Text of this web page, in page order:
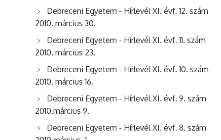
Debreceni Egyetem - Hírlevél XI. évf. 12. szám
2010. március 30.
Debreceni Egyetem - Hírlevél XI. évf. 11. szám
2010. március 23.
Debreceni Egyetem - Hírlevél XI. évf. 10. szám
2010. március 16.
Debreceni Egyetem - Hírlevél XI. évf. 9. szám
2010.március 9.
Debreceni Egyetem - Hírlevél XI. évf. 8. szám